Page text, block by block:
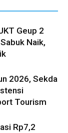
Geup 2
Naik,
2026, Sekda
Tourism
Rp7,2